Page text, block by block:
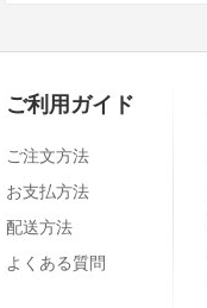
ご利用ガイド
ご注文方法
お支払方法
配送方法
よくある質問